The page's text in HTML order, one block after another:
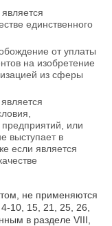
единственного
от уплаты
на изобретение
из сферы
или
выступает в
если является
не применяются
10, 15, 21, 25, 26,
в разделе VIII,